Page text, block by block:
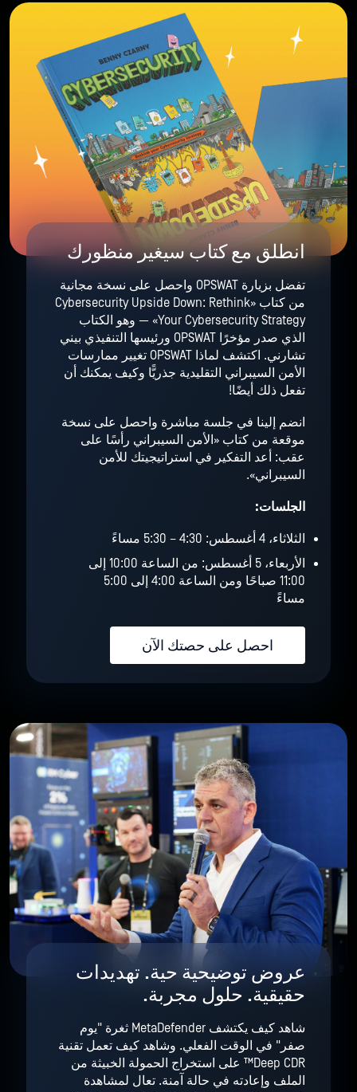
انطلق مع كتاب سيغير منظورك
تفضل بزيارة OPSWAT واحصل على نسخة مجانية
من كتاب «Cybersecurity Upside Down: Rethink
Your Cybersecurity Strategy» — وهو الكتاب
الذي صدر مؤخرًا OPSWAT ورئيسها التنفيذي بيني
تشارني. اكتشف لماذا OPSWAT تغيير ممارسات
الأمن السيبراني التقليدية جذريًّا وكيف يمكنك أن
تفعل ذلك أيضًا!
انضم إلينا في جلسة مباشرة واحصل على نسخة
موقعة من كتاب «الأمن السيبراني رأسًا على
عقب: أعد التفكير في استراتيجيتك للأمن
السيبراني».
الجلسات:
الثلاثاء، 4 أغسطس: 4:30 – 5:30 مساءً
الأربعاء، 5 أغسطس: من الساعة 10:00 إلى
11:00 صباحًا ومن الساعة 4:00 إلى 5:00
مساءً
احصل على حصتك الآن
عروض توضيحية حية. تهديدات
حقيقية. حلول مجربة.
شاهد كيف يكتشف MetaDefender ثغرة "يوم
صفر" في الوقت الفعلي. وشاهد كيف تعمل تقنية
Deep CDR™ على استخراج الحمولة الخبيثة من
الملف وإعادته في حالة آمنة. تعال لمشاهدة